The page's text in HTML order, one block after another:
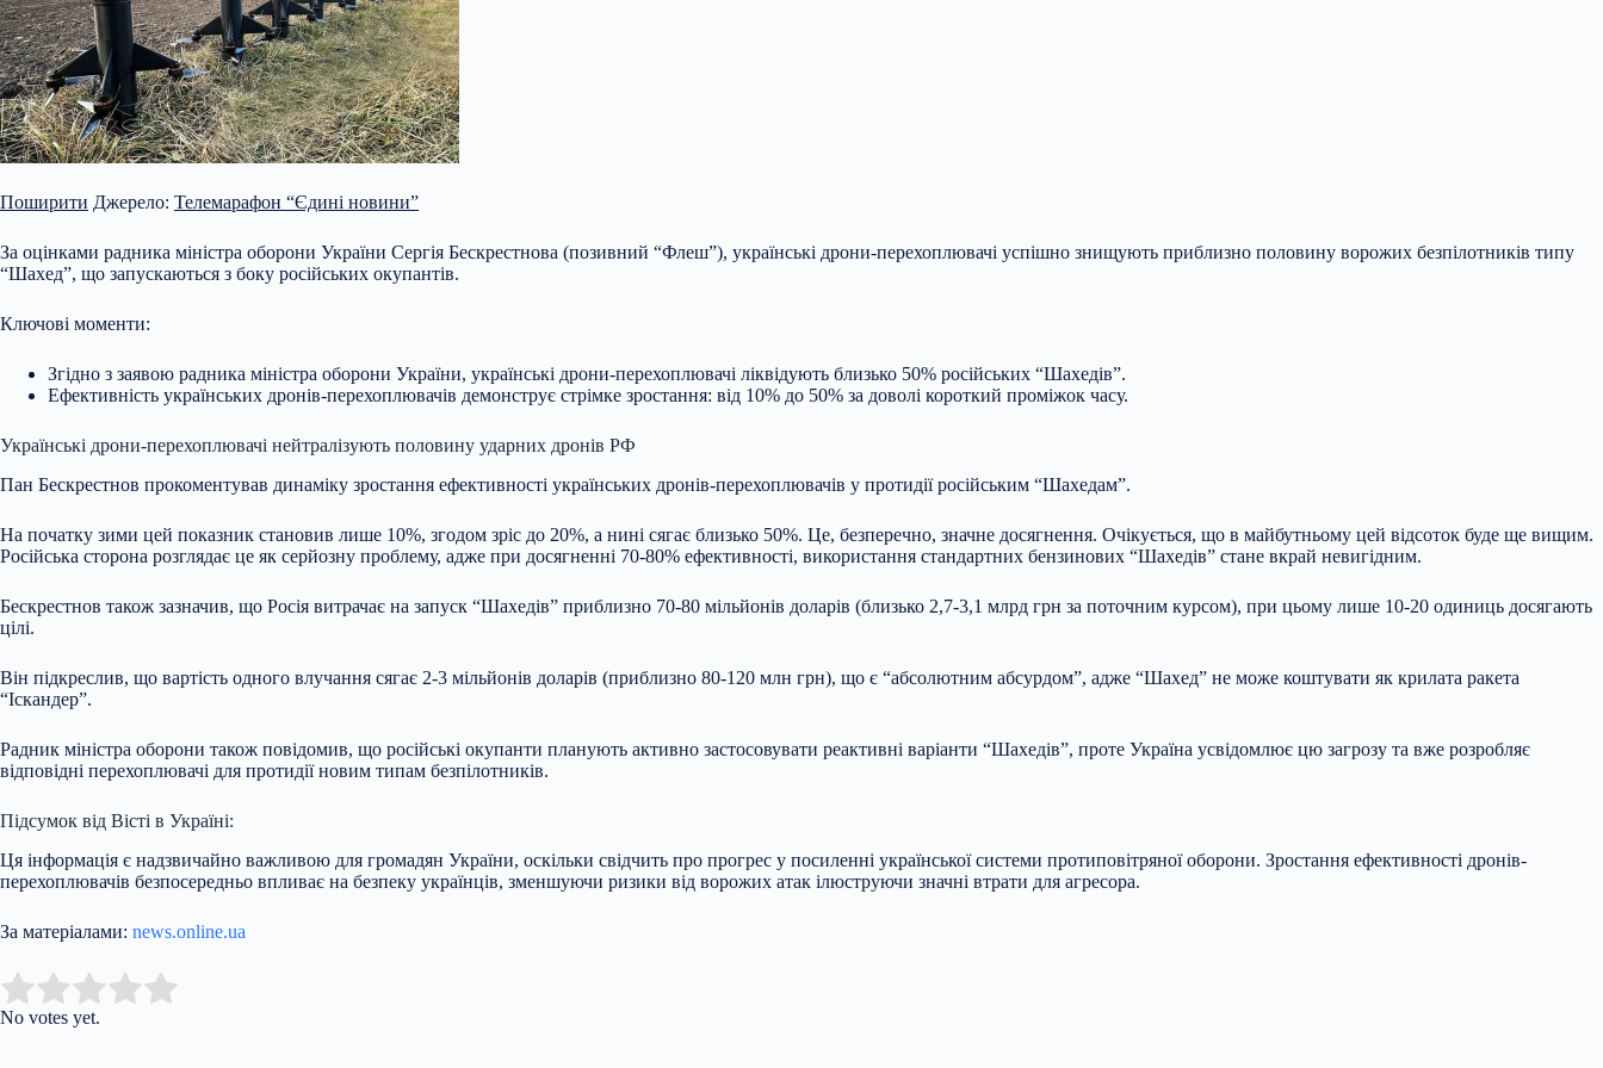
Поширити Джерело: Телемарафон “Єдині новини”
За оцінками радника міністра оборони України Сергія Бескрестнова (позивний “Флеш”), українські дрони-перехоплювачі успішно знищують приблизно половину ворожих безпілотників типу
“Шахед”, що запускаються з боку російських окупантів.
Ключові моменти:
Згідно з заявою радника міністра оборони України, українські дрони-перехоплювачі ліквідують близько 50% російських “Шахедів”.
Ефективність українських дронів-перехоплювачів демонструє стрімке зростання: від 10% до 50% за доволі короткий проміжок часу.
Українські дрони-перехоплювачі нейтралізують половину ударних дронів РФ
Пан Бескрестнов прокоментував динаміку зростання ефективності українських дронів-перехоплювачів у протидії російським “Шахедам”.
На початку зими цей показник становив лише 10%, згодом зріс до 20%, а нині сягає близько 50%. Це, безперечно, значне досягнення. Очікується, що в майбутньому цей відсоток буде ще вищим.
Російська сторона розглядає це як серйозну проблему, адже при досягненні 70-80% ефективності, використання стандартних бензинових “Шахедів” стане вкрай невигідним.
Бескрестнов також зазначив, що Росія витрачає на запуск “Шахедів” приблизно 70-80 мільйонів доларів (близько 2,7-3,1 млрд грн за поточним курсом), при цьому лише 10-20 одиниць досягають
цілі.
Він підкреслив, що вартість одного влучання сягає 2-3 мільйонів доларів (приблизно 80-120 млн грн), що є “абсолютним абсурдом”, адже “Шахед” не може коштувати як крилата ракета
“Іскандер”.
Радник міністра оборони також повідомив, що російські окупанти планують активно застосовувати реактивні варіанти “Шахедів”, проте Україна усвідомлює цю загрозу та вже розробляє
відповідні перехоплювачі для протидії новим типам безпілотників.
Підсумок від Вісті в Україні:
Ця інформація є надзвичайно важливою для громадян України, оскільки свідчить про прогрес у посиленні української системи протиповітряної оборони. Зростання ефективності дронів-
перехоплювачів безпосередньо впливає на безпеку українців, зменшуючи ризики від ворожих атак ілюструючи значні втрати для агресора.
За матеріалами: news.online.ua
Rate this item:
No votes yet.